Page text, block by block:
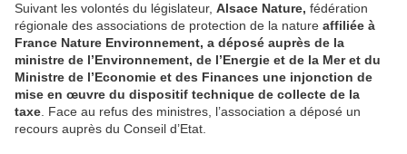
Suivant les volontés du législateur, Alsace Nature, fédération
régionale des associations de protection de la nature affiliée à
France Nature Environnement, a déposé auprès de la
ministre de l’Environnement, de l’Energie et de la Mer et du
Ministre de l’Economie et des Finances une injonction de
mise en œuvre du dispositif technique de collecte de la
taxe . Face au refus des ministres, l’association a déposé un
recours auprès du Conseil d’Etat.